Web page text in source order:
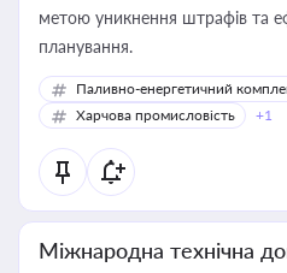
метою уникнення штрафів та
планування.
Паливно-енергетичний
Харчова промисловість
+1
Міжнародна технічна